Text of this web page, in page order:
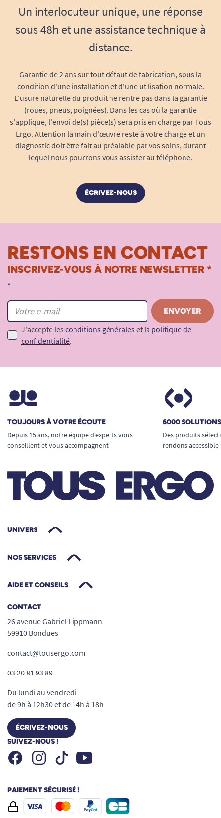
Un interlocuteur unique, une réponse
sous 48h et une assistance technique à
distance.
Garantie de 2 ans sur tout défaut de fabrication, sous la
condition d'une installation et d'une utilisation normale.
L'usure naturelle du produit ne rentre pas dans la garantie
(roues, pneus, poignées). Dans les cas où la garantie
s'applique, l'envoi de(s) pièce(s) sera pris en charge par Tous
Ergo. Attention la main d'œuvre reste à votre charge et un
diagnostic doit être fait au préalable par vos soins, durant
lequel nous pourrons vous assister au téléphone.
ÉCRIVEZ-NOUS
RESTONS EN CONTACT
INSCRIVEZ-VOUS À NOTRE NEWSLETTER *
*
J'accepte les conditions générales et la politique de
confidentialité.
TOUJOURS À VOTRE ÉCOUTE
Depuis 15 ans, notre équipe d’experts vous
conseillent et vous accompagnent
6000
Des produits
rendons
UNIVERS
NOS SERVICES
AIDE ET CONSEILS
CONTACT
26 avenue Gabriel Lippmann
59910 Bondues
contact@tousergo.com
03 20 81 93 89
Du lundi au vendredi
de 9h à 12h30 et de 14h à 18h
ÉCRIVEZ-NOUS
SUIVEZ-NOUS !
FacebookInstagramTiktok Youtube
PAIEMENT SÉCURISÉ !